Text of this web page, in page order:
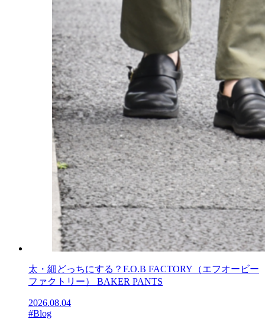
太・細どっちにする？F.O.B FACTORY（エフオービー
ファクトリー） BAKER PANTS
2026.08.04
#Blog